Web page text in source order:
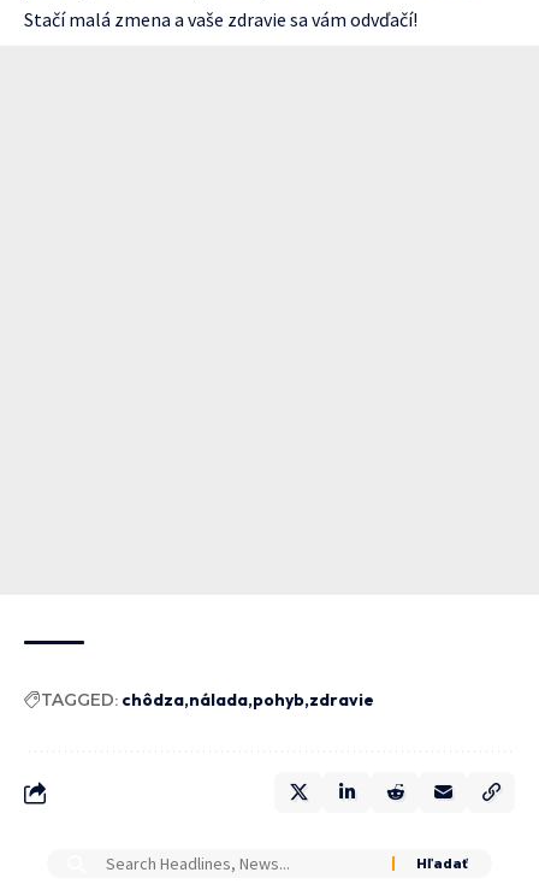
Stačí malá zmena a vaše zdravie sa vám odvďačí!
TAGGED: chôdza nálada pohyb zdravie